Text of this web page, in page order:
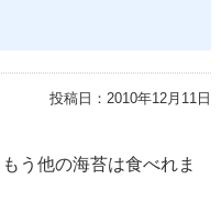
投稿日： 2010年12月11日
う他の海苔は食べれま